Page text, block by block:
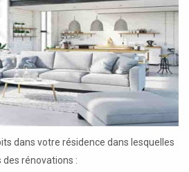
dans votre résidence dans lesquelles
rénovations :